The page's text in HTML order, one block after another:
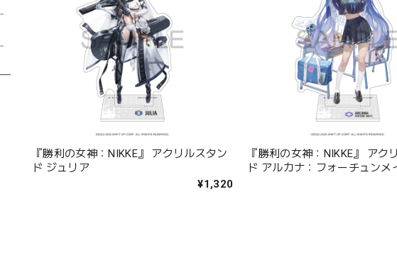
『勝利の女神：NIKKE』 アクリルスタン
ド ジュリア
¥1,320
『勝利の女神：NIKKE』 アク
ド アルカナ：フォーチュンメ